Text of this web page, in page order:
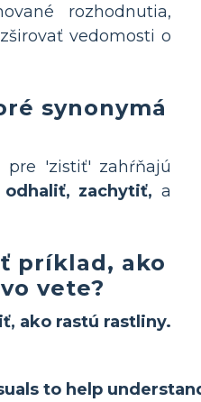
rozhodnutia,
vedomosti o
synonymá
pre 'zistiť' zahŕňajú
zachytiť, a
príklad, ako
vete?
ako rastú rastliny.
to help